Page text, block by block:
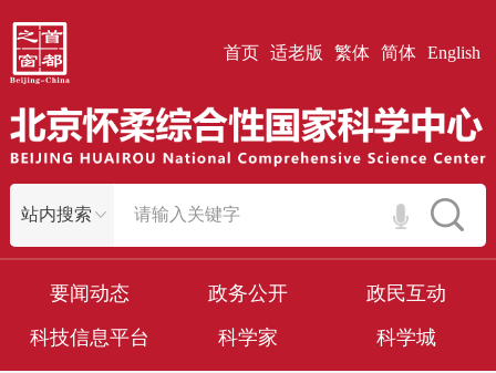
首页 适老版 繁体 简体 English
要闻动态 政务公开
政民互动
科技信息平台
科学家 科学城